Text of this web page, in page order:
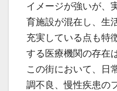
イメージが強いが、
育施設が混在し、生
充実している点も特
する医療機関の存在
この街において、日
調不良、慢性疾患の